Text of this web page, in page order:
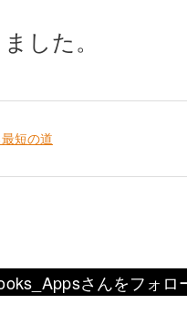
した。
短の道